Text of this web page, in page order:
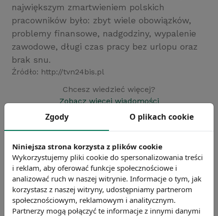
największym zmartwieniem polskich
pracowników było: zbyt wiele obowiązków,
problemy finansowe, nadgodziny, wypalenie
zawodowe, długi czas pracy bez urlopu oraz
brak snu.
Źródło: http://tvn24bis.pl
Chcesz wiedzieć więcej?
Zobacz więcej wiadomości
Zgody O plikach cookie
Niniejsza strona korzysta z plików cookie
Wykorzystujemy pliki cookie do spersonalizowania treści
i reklam, aby oferować funkcje społecznościowe i
analizować ruch w naszej witrynie. Informacje o tym, jak
korzystasz z naszej witryny, udostępniamy partnerom
społecznościowym, reklamowym i analitycznym.
Partnerzy mogą połączyć te informacje z innymi danymi